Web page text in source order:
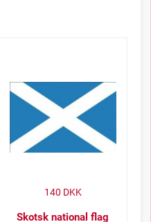
Skotsk national flag
140 DKK